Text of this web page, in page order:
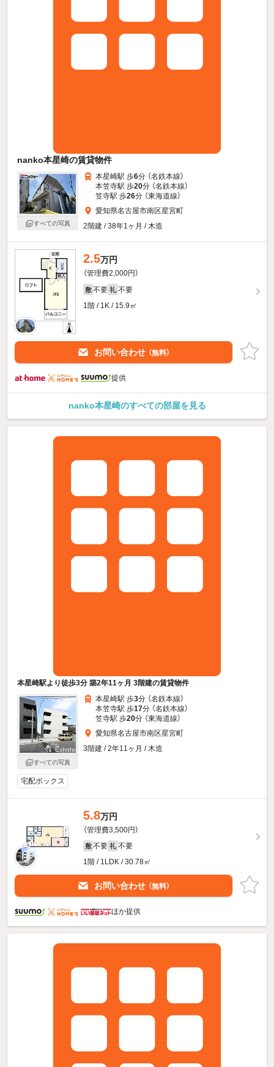
nanko本星崎の賃貸物件
すべての写真
本星崎駅 歩6分 （名鉄本線）
本笠寺駅 歩20分 （名鉄本線）
笠寺駅 歩26分 （東海道線）
愛知県名古屋市南区星宮町
2階建 / 38年1ヶ月 / 木造
2.5万円
（管理費2,000円）
敷 不要 礼 不要
1階 / 1K / 15.9㎡
お問い合わせ （無料）
提供
nanko本星崎のすべての部屋を見る
本星崎駅より徒歩3分 築2年11ヶ月 3階建の賃貸物件
すべての写真
本星崎駅 歩3分 （名鉄本線）
本笠寺駅 歩17分 （名鉄本線）
笠寺駅 歩20分 （東海道線）
愛知県名古屋市南区星宮町
3階建 / 2年11ヶ月 / 木造
宅配ボックス
5.8万円
（管理費3,500円）
敷 不要 礼 不要
1階 / 1LDK / 30.78㎡
お問い合わせ （無料）
ほか提供